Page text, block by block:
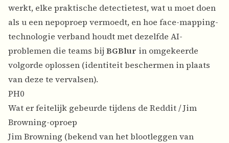
werkt, elke praktische detectietest, wat u moet doen
als u een nepoproep vermoedt, en hoe face-mapping-
technologie verband houdt met dezelfde AI-
problemen die teams bij BGBlur in omgekeerde
volgorde oplossen (identiteit beschermen in plaats
van deze te vervalsen).
PH0
Wat er feitelijk gebeurde tijdens de Reddit / Jim
Browning-oproep
Jim Browning (bekend van het blootleggen van